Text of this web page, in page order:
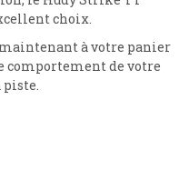
choix.
à votre panier
comportement de votre
piste.